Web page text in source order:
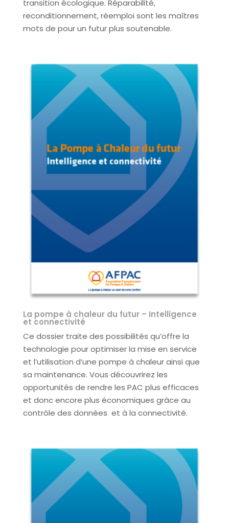
transition écologique. Réparabilité,
reconditionnement, réemploi sont les maîtres
mots de pour un futur plus soutenable.
La pompe à chaleur du futur – Intelligence
et connectivité
Ce dossier traite des possibilités qu’offre la
technologie pour optimiser la mise en service
et l’utilisation d’une pompe à chaleur ainsi que
sa maintenance. Vous découvrirez les
opportunités de rendre les PAC plus efficaces
et donc encore plus économiques grâce au
contrôle des données et à la connectivité.